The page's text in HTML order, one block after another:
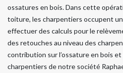
ossatures en bois. Dans cette
toiture, les charpentiers occupent
effectuer des calculs pour le
des retouches au niveau des
contribution sur l’ossature en bois
charpentiers de notre société